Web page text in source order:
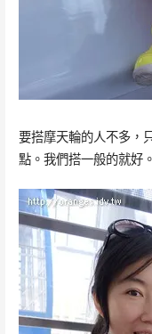
要搭摩天輪的人不多，
點。我們搭一般的就好